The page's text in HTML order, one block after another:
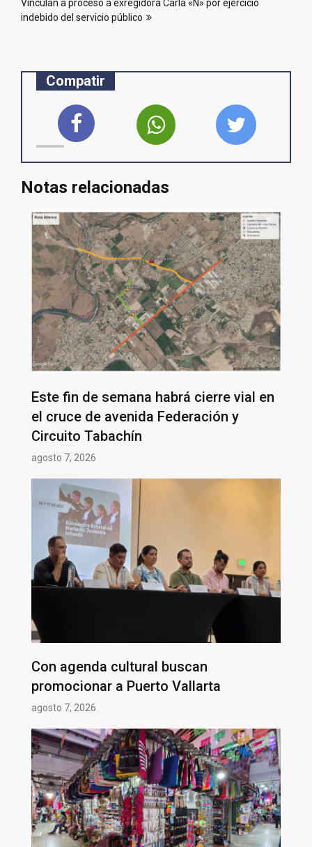
Vinculan a proceso a exregidora Carla «N» por ejercicio
indebido del servicio público
Compatir
Notas relacionadas
Este fin de semana habrá cierre vial en
el cruce de avenida Federación y
Circuito Tabachín
agosto 7, 2026
Con agenda cultural buscan
promocionar a Puerto Vallarta
agosto 7, 2026